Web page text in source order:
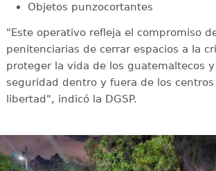
Objetos punzocortantes
"Este operativo refleja el compromiso
penitenciarias de cerrar espacios a la
proteger la vida de los guatemaltecos
seguridad dentro y fuera de los
libertad", indicó la DGSP.